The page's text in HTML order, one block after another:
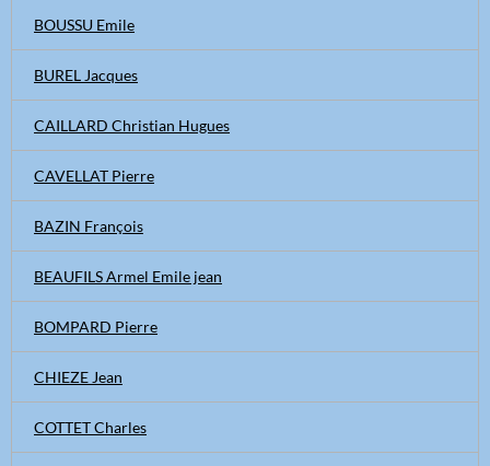
BOUSSU Emile
BUREL Jacques
CAILLARD Christian Hugues
CAVELLAT Pierre
BAZIN François
BEAUFILS Armel Emile jean
BOMPARD Pierre
CHIEZE Jean
COTTET Charles